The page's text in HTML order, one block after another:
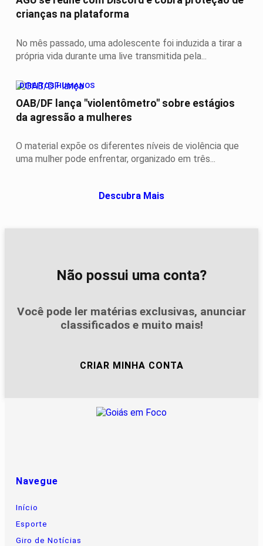
crianças na plataforma
No mês passado, uma adolescente foi induzida a tirar a
própria vida durante uma live transmitida pela...
DIREITOS HUMANOS
OAB/DF lança "violentômetro" sobre estágios
da agressão a mulheres
O material expõe os diferentes níveis de violência que
uma mulher pode enfrentar, organizado em três...
Descubra Mais
Não possui uma conta?
Você pode ler matérias exclusivas, anunciar
classificados e muito mais!
CRIAR MINHA CONTA
Navegue
Início
Esporte
Giro de Notícias